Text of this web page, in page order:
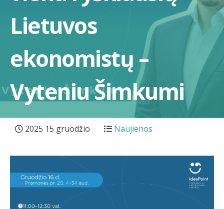
Lietuvos
ekonomistų –
Vyteniu Šimkumi
2025 15 gruodžio Naujienos